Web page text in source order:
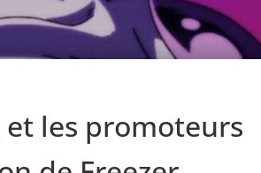
et les promoteurs